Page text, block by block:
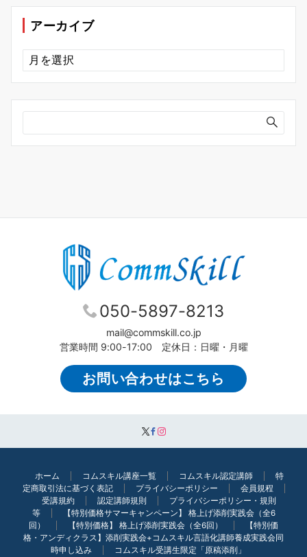
ー
アーカイブ
ア
ー
カ
ブ
050-5897-8213
mail@commskill.co.jp
営業時間 9:00-17:00 定休日：日曜・月曜
お問い合わせはこちら
ホーム コムスキル講座一覧 コムスキル認定講師
特
定商取引法に基づく表記
プライバシーポリシー
会員規程
受講規約
認定講師規則
プライバシーポリシー・規則
等
【特別価格サマーキャンペーン】 格上げ添削実践会（全6
回）
【特別価格】 格上げ添削実践会（全6回）
【特別価
格・アンディクラス】添削実践会+コムスキル言語化講師養成実践会同
時申し込み
コムスキル受講生限定「原稿添削」